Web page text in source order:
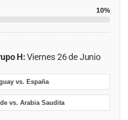
10%
H:Viernes 26 de Junio
vs. España
vs. Arabia Saudita